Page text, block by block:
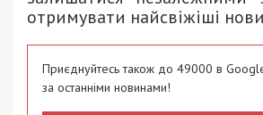
отримувати найсвіжіші
Приєднуйтесь також до 49000 в
за останніми новинами!